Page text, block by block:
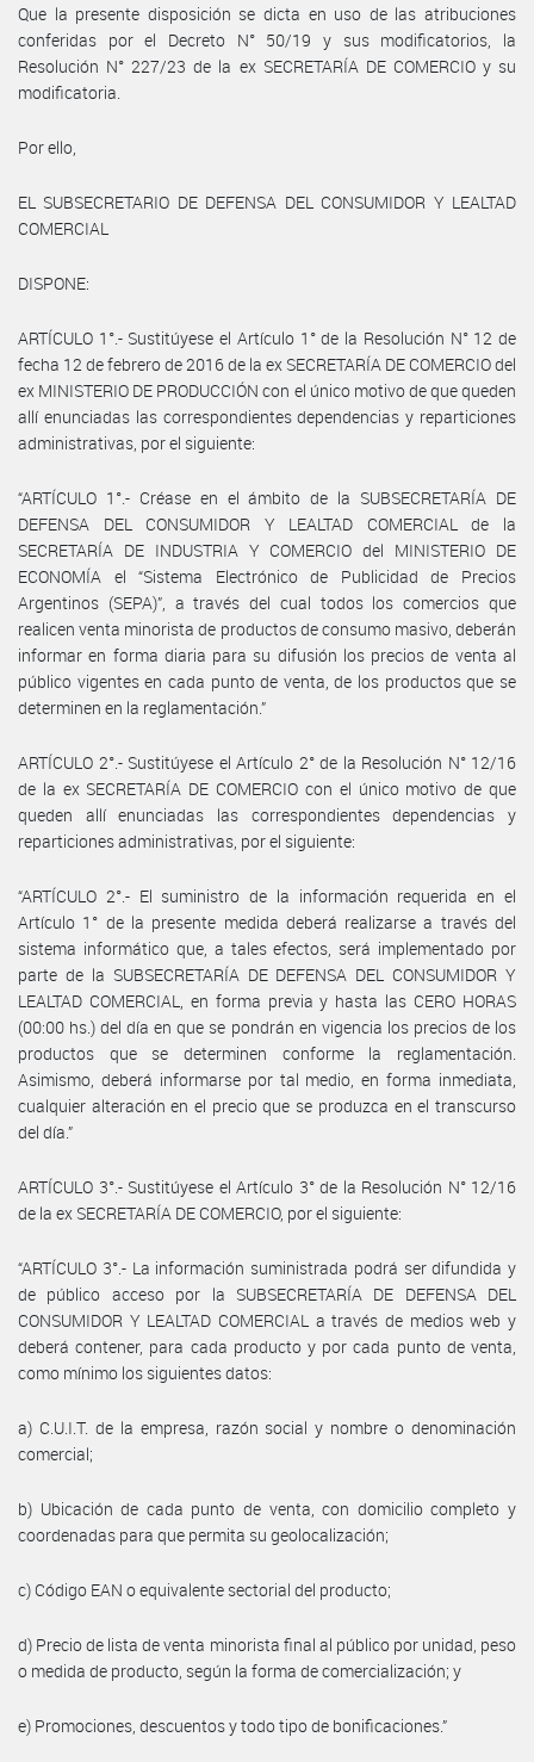
Que la presente disposición se dicta en uso de las atribuciones
conferidas por el Decreto N° 50/19 y sus modificatorios, la
Resolución N° 227/23 de la ex SECRETARÍA DE COMERCIO y su
modificatoria.
Por ello,
EL SUBSECRETARIO DE DEFENSA DEL CONSUMIDOR Y LEALTAD
COMERCIAL
DISPONE:
ARTÍCULO 1°.- Sustitúyese el Artículo 1° de la Resolución N° 12 de
fecha 12 de febrero de 2016 de la ex SECRETARÍA DE COMERCIO del
ex MINISTERIO DE PRODUCCIÓN con el único motivo de que queden
allí enunciadas las correspondientes dependencias y reparticiones
administrativas, por el siguiente:
“ARTÍCULO 1°.- Créase en el ámbito de la SUBSECRETARÍA DE
DEFENSA DEL CONSUMIDOR Y LEALTAD COMERCIAL de la
SECRETARÍA DE INDUSTRIA Y COMERCIO del MINISTERIO DE
ECONOMÍA el “Sistema Electrónico de Publicidad de Precios
Argentinos (SEPA)”, a través del cual todos los comercios que
realicen venta minorista de productos de consumo masivo, deberán
informar en forma diaria para su difusión los precios de venta al
público vigentes en cada punto de venta, de los productos que se
determinen en la reglamentación.”
ARTÍCULO 2°.- Sustitúyese el Artículo 2° de la Resolución N° 12/16
de la ex SECRETARÍA DE COMERCIO con el único motivo de que
queden allí enunciadas las correspondientes dependencias y
reparticiones administrativas, por el siguiente:
“ARTÍCULO 2°.- El suministro de la información requerida en el
Artículo 1° de la presente medida deberá realizarse a través del
sistema informático que, a tales efectos, será implementado por
parte de la SUBSECRETARÍA DE DEFENSA DEL CONSUMIDOR Y
LEALTAD COMERCIAL, en forma previa y hasta las CERO HORAS
(00:00 hs.) del día en que se pondrán en vigencia los precios de los
productos que se determinen conforme la reglamentación.
Asimismo, deberá informarse por tal medio, en forma inmediata,
cualquier alteración en el precio que se produzca en el transcurso
del día.”
ARTÍCULO 3°.- Sustitúyese el Artículo 3° de la Resolución N° 12/16
de la ex SECRETARÍA DE COMERCIO, por el siguiente:
“ARTÍCULO 3°.- La información suministrada podrá ser difundida y
de público acceso por la SUBSECRETARÍA DE DEFENSA DEL
CONSUMIDOR Y LEALTAD COMERCIAL a través de medios web y
deberá contener, para cada producto y por cada punto de venta,
como mínimo los siguientes datos:
a) C.U.I.T. de la empresa, razón social y nombre o denominación
comercial;
b) Ubicación de cada punto de venta, con domicilio completo y
coordenadas para que permita su geolocalización;
c) Código EAN o equivalente sectorial del producto;
d) Precio de lista de venta minorista final al público por unidad, peso
o medida de producto, según la forma de comercialización; y
e) Promociones, descuentos y todo tipo de bonificaciones.”